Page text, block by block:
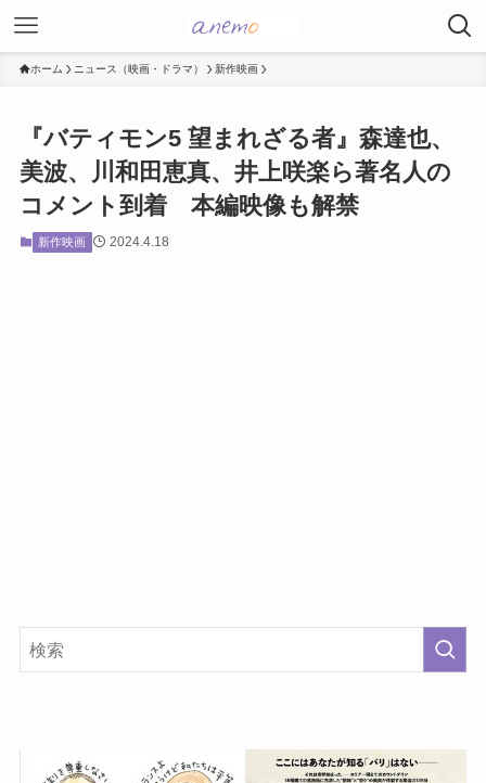
ホーム ニュース（映画・ドラマ） 新作映画
『バティモン5 望まれざる者』森達也、
美波、川和田恵真、井上咲楽ら著名人の
コメント到着 本編映像も解禁
新作映画 2024.4.18